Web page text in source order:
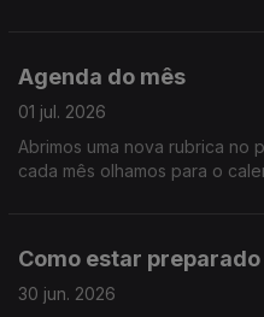
Agenda do mês
01 jul. 2026
Abrimos uma nova rubrica no
cada mês olhamos para o
Como estar preparado
30 jun. 2026